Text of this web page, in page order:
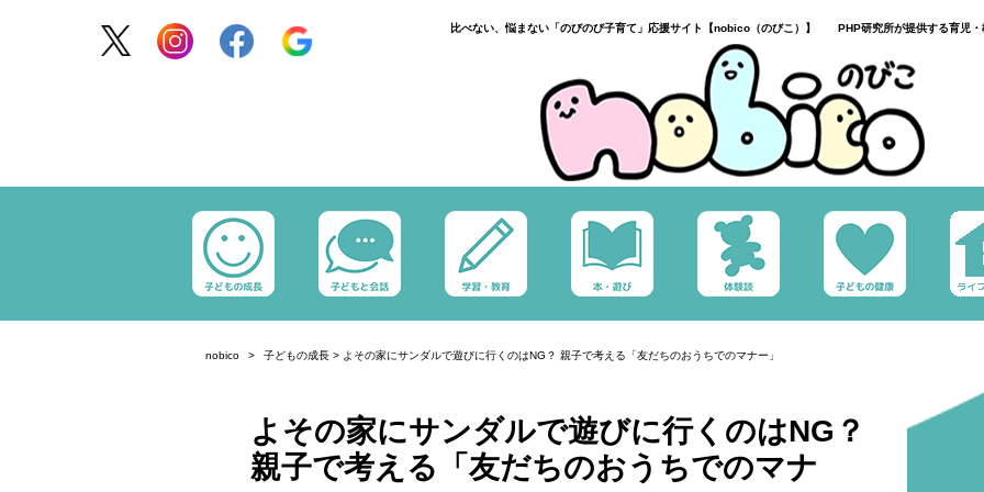
比べない、悩まない「のびのび子育て」応援サイト【nobico（のびこ）】 PHP研究所が提供する育児・
nobico 子どもの成長 > よその家にサンダルで遊びに行くのはNG？ 親子で考える「友だちのおうちでのマナー」
よその家にサンダルで遊びに行くのはNG？
親子で考える「友だちのおうちでのマナ